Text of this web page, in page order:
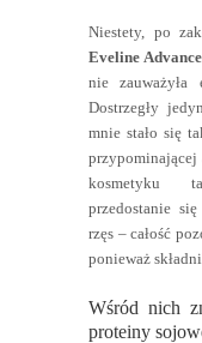
Niestety, po
Eveline
nie zauważyła
Dostrzegły
mnie stało się
przypominającej
kosmetyku
przedostanie
rzęs – całość
ponieważ
Wśród nich
proteiny